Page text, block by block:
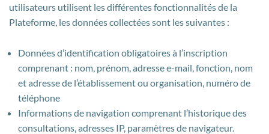
utilisateurs utilisent les différentes fonctionnalités de la
Plateforme, les données collectées sont les suivantes :
Données d’identification obligatoires à l’inscription
comprenant : nom, prénom, adresse e-mail, fonction, nom
et adresse de l’établissement ou organisation, numéro de
téléphone
Informations de navigation comprenant l’historique des
consultations, adresses IP, paramètres de navigateur.